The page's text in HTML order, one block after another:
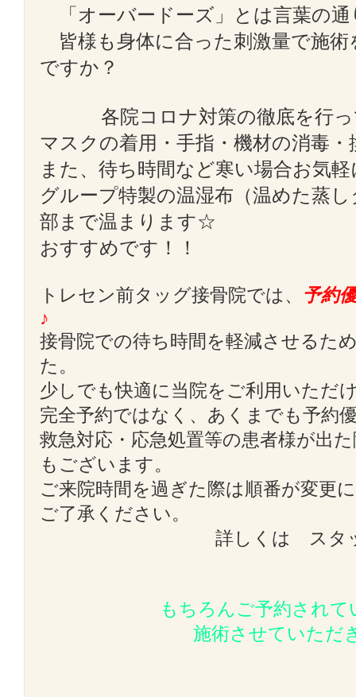
「オーバードーズ」とは言葉の通
皆様も身体に合った刺激量で施
ですか？
各院コロナ対策の徹底を行
マスクの着用・手指・機材の消毒
また、待ち時間など寒い場合お気
グループ特製の温湿布（温めた蒸
部まで温まります☆
おすすめです！！
トレセン前タッグ接骨院では、 予約
♪
接骨院での待ち時間を軽減させるた
た。
少しでも快適に当院をご利用いただ
完全予約ではなく、あくまでも予約
救急対応・応急処置等の患者様が出
もございます。
ご来院時間を過ぎた際は順番が変更
ご了承ください。
詳しくは スタ
もちろんご予約されて
施術させていただ